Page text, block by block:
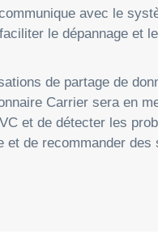
avec le
le dépannage et
de partage de
Carrier sera en
et de détecter les
et de recommander des